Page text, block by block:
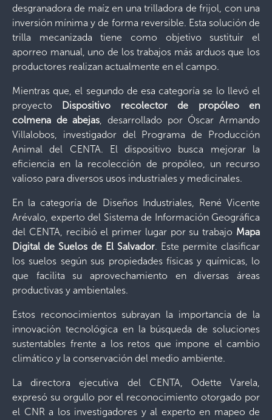
desgranadora de maíz en una trilladora de frijol, con una
inversión mínima y de forma reversible. Esta solución de
trilla mecanizada tiene como objetivo sustituir el
aporreo manual, uno de los trabajos más arduos que los
productores realizan actualmente en el campo.
Mientras que, el segundo de esa categoría se lo llevó el
proyecto Dispositivo recolector de propóleo en
colmena de abejas, desarrollado por Óscar Armando
Villalobos, investigador del Programa de Producción
Animal del CENTA. El dispositivo busca mejorar la
eficiencia en la recolección de propóleo, un recurso
valioso para diversos usos industriales y medicinales.
En la categoría de Diseños Industriales, René Vicente
Arévalo, experto del Sistema de Información Geográfica
del CENTA, recibió el primer lugar por su trabajo Mapa
Digital de Suelos de El Salvador. Este permite clasificar
los suelos según sus propiedades físicas y químicas, lo
que facilita su aprovechamiento en diversas áreas
productivas y ambientales.
Estos reconocimientos subrayan la importancia de la
innovación tecnológica en la búsqueda de soluciones
sustentables frente a los retos que impone el cambio
climático y la conservación del medio ambiente.
La directora ejecutiva del CENTA, Odette Varela,
expresó su orgullo por el reconocimiento otorgado por
el CNR a los investigadores y al experto en mapeo de